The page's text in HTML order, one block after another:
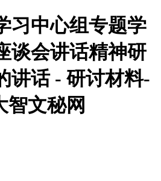
习中心组专题学
谈会讲话精神研
讲话 - 研讨材料-
智文秘网